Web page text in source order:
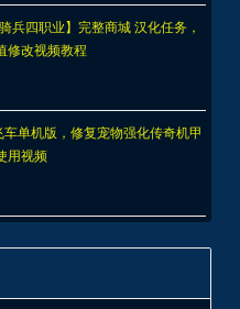
兵四职业】完整商城 汉化任务，
修改视频教程
单机版，修复宠物强化传奇机甲
用视频